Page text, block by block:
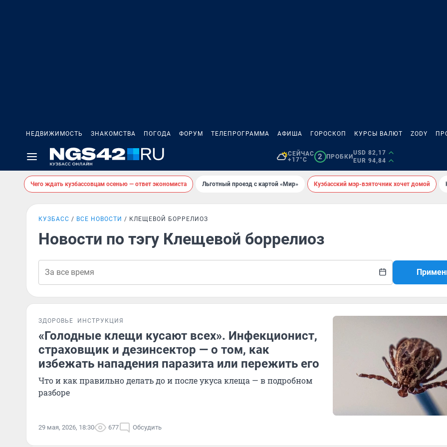
НЕДВИЖИМОСТЬ ЗНАКОМСТВА ПОГОДА ФОРУМ ТЕЛЕПРОГРАММА АФИША ГОРОСКОП КУРСЫ ВАЛЮТ ZODY
СЕЙЧАС
+17°C
2 ПРОБКИ
USD 82,17
EUR 94,84
Чего ждать кузбассовцам осенью — ответ экономиста Льготный проезд с картой «Мир» Кузбасский мэр-взяточник хочет домой
КУЗБАСС ВСЕ НОВОСТИ КЛЕЩЕВОЙ БОРРЕЛИОЗ
Новости по тэгу Клещевой боррелиоз
ЗДОРОВЬЕ ИНСТРУКЦИЯ
«Голодные клещи кусают всех». Инфекционист,
страховщик и дезинсектор — о том, как
избежать нападения паразита или пережить его
Что и как правильно делать до и после укуса клеща — в подробном
разборе
29 мая, 2026, 18:30 677 Обсудить